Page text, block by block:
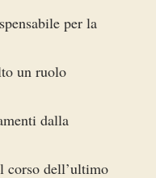
per la
un ruolo
dalla
corso dell’ultimo